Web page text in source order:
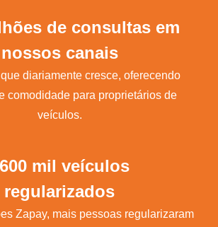
de consultas em
nossos canais
diariamente cresce, oferecendo
comodidade para proprietários de
veículos.
mil veículos
regularizados
Zapay, mais pessoas regularizaram